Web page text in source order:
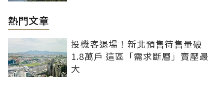
熱門文章
投機客退場！新北預售待售量破
1.8萬戶 這區「需求斷層」賣壓最
大